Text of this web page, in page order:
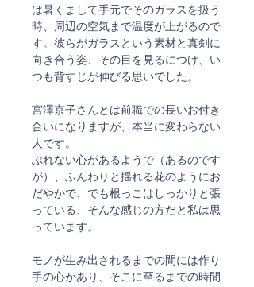
は暑くまして手元でそのガラスを扱う
時、周辺の空気まで温度が上がるので
す。彼らがガラスという素材と真剣に
向き合う姿、その目を見るにつけ、い
つも背すじが伸びる思いでした。
宮澤京子さんとは前職での長いお付き
合いになりますが、本当に変わらない
人です。
ぶれない心があるようで（あるのです
が）、ふんわりと揺れる花のようにお
だやかで、でも根っこはしっかりと張
っている、そんな感じの方だと私は思
っています。
モノが生み出されるまでの間には作り
手の心があり、そこに至るまでの時間